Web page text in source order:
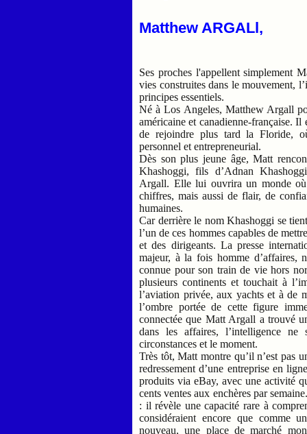
Matthew ARGALl,
Ses proches l'appellent simplement
vies construites dans le mouvement,
principes essentiels.
Né à Los Angeles, Matthew Argall
américaine et canadienne-française.
de rejoindre plus tard la Floride,
personnel et entrepreneurial.
Dès son plus jeune âge, Matt
Khashoggi, fils d’Adnan
Argall. Elle lui ouvrira un monde
chiffres, mais aussi de flair, de
humaines.
Car derrière le nom Khashoggi se
l’un de ces hommes capables de
et des dirigeants. La presse
majeur, à la fois homme d’affaires,
connue pour son train de vie hors
plusieurs continents et touchait à
l’aviation privée, aux yachts et à de
l’ombre portée de cette figure
connectée que Matt Argall a trouvé
dans les affaires, l’intelligence
circonstances et le moment.
Très tôt, Matt montre qu’il n’est pas
redressement d’une entreprise en
produits via eBay, avec une activité
cents ventes aux enchères par
: il révèle une capacité rare à
considéraient encore que comme
nouveau, une place de marché